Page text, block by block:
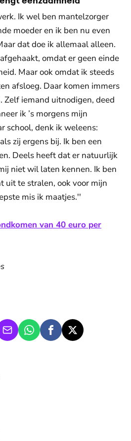
Ik wel ben mantelzorger
moeder en ik ben nu even
dat doe ik allemaal alleen.
omdat er geen einde
Maar ook omdat ik steeds
afsloeg. Daar komen immers
Zelf iemand uitnodigen, deed
ik ’s morgens mijn
school, denk ik weleens:
zij ergens bij. Ik ben een
Deels heeft dat er natuurlijk
niet wil laten kennen. Ik ben
uit te stralen, ook voor mijn
mis ik maatjes.''
van 40 euro per